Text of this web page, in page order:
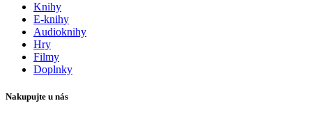
Knihy
E-knihy
Audioknihy
Hry
Filmy
Doplnky
Nakupujte u nás